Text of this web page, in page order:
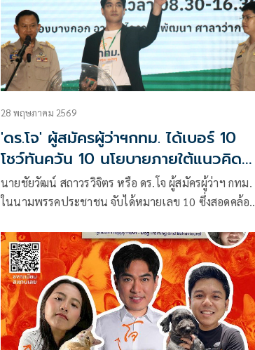
28 พฤษภาคม 2569
'ดร.โจ' ผู้สมัครผู้ว่าฯกทม. ได้เบอร์ 10
โชว์ทันควัน 10 นโยบายภายใต้แนวคิด
เมืองแคร์คน
นายชัยวัฒน์ สถาวรวิจิตร หรือ ดร.โจ ผู้สมัครผู้ว่าฯ กทม.
ในนามพรรคประชาชน จับได้หมายเลข 10 ซึ่งสอดคล้อง
เปิดตัวภายใต้คอนเส็ป เมืองแคร์คน